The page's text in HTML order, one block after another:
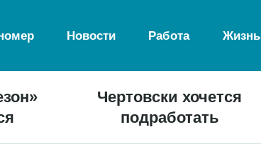
Новости Работа Жизнь
Чертовски хочется
подработать